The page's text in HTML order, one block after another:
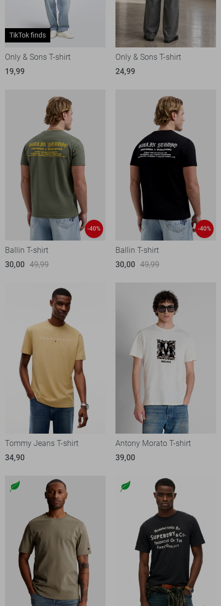
TikTok finds
Only & Sons T-shirt
19,99
Only & Sons T-shirt
24,99
-40%
Ballin T-shirt
30,00 49,99
-40%
Ballin T-shirt
30,00 49,99
Tommy Jeans T-shirt
34,90
Antony Morato T-shirt
39,00